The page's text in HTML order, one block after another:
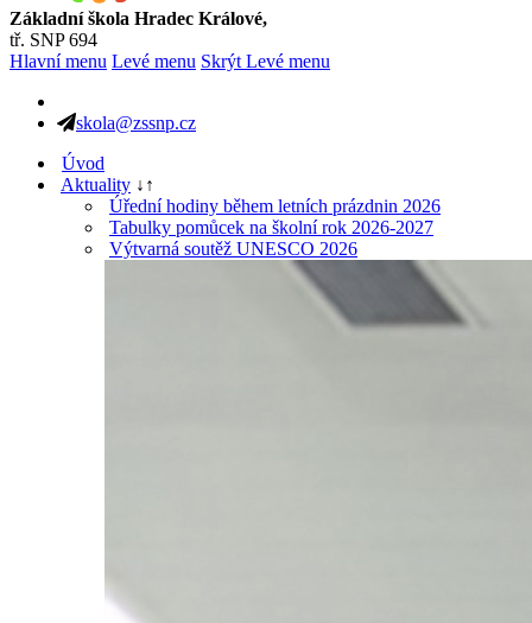
Základní škola Hradec Králové,
tř. SNP 694
Hlavní menu Levé menu Skrýt Levé menu
skola@zssnp.cz
Úvod
Aktuality ↓ ↑
Úřední hodiny během letních prázdnin 2026
Tabulky pomůcek na školní rok 2026-2027
Výtvarná soutěž UNESCO 2026